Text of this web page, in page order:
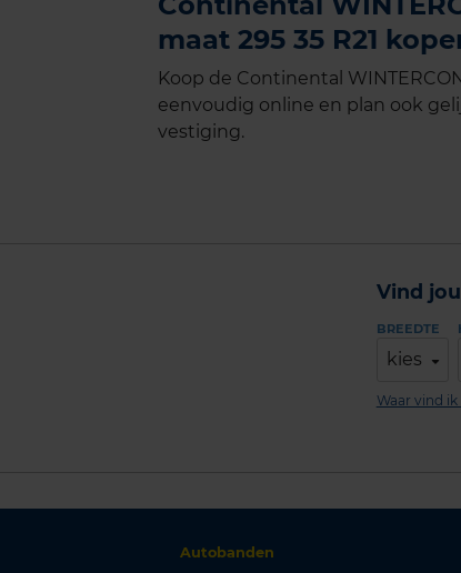
maat 295 35 R21
Koop de Continental
eenvoudig online en plan ook
vestiging.
Vind
BREEDTE
kies
Waar vind
Autobanden